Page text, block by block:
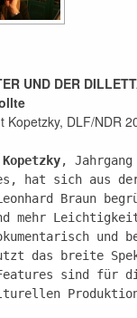
UND DER
Kopetzky, DLF/NDR
,
hat sich aus
Braun
mehr
und
das breite
sind für